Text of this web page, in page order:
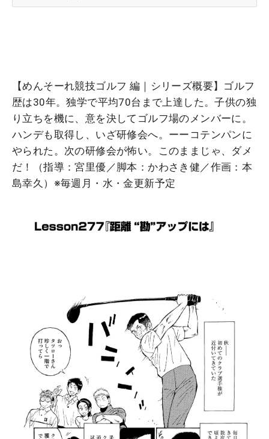
【めんそーれ競技ゴルフ 編｜シリーズ概要】ゴルフ
歴は30年。独学で平均70台まで上達した。子供の独
り立ちを機に、意を決してゴルフ場のメンバーに。
ハンデも取得し、いざ研修会へ。ーーコテンパンに
やられた。次の研修会が怖い。このままじゃ、ダメ
だ！（指導：宮里優／脚本：かわさき健／作画：本
島幸久）※毎週月・水・金更新予定